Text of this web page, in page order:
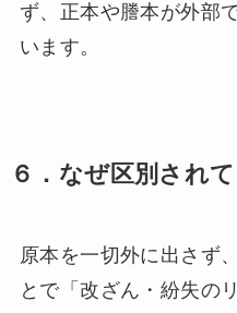
ず、正本や謄本が外部
います。
６．なぜ区別され
原本を一切外に出さず
とで「改ざん・紛失の